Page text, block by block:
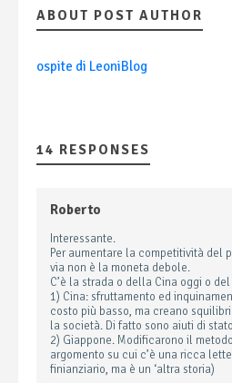
ABOUT POST AUTHOR
ospite di LeoniBlog
14 RESPONSES
Roberto
Interessante.
Per aumentare la competitività del
via non è la moneta debole.
C’è la strada o della Cina oggi o
1) Cina: sfruttamento ed
costo più basso, ma creano
la società. Di fatto sono aiuti di
2) Giappone. Modificarono il
argomento su cui c’è una ricca
finianziario, ma è un ‘altra storia)